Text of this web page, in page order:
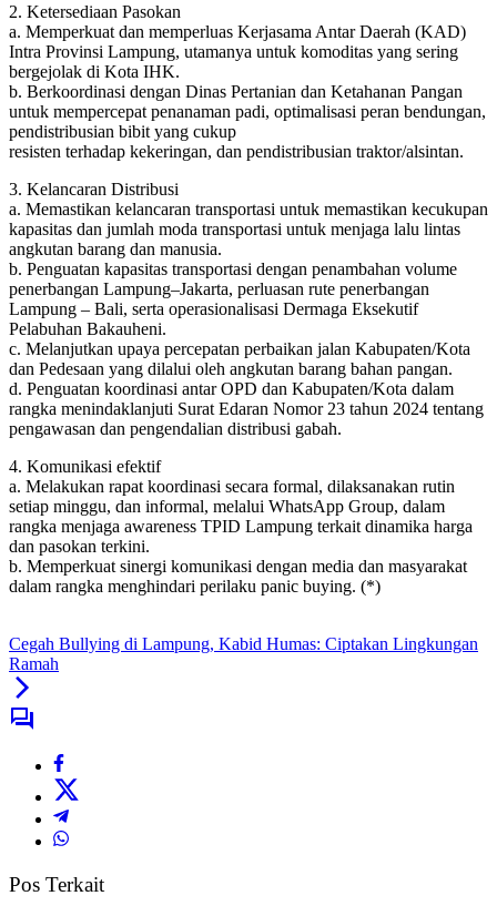
2. Ketersediaan Pasokan
a. Memperkuat dan memperluas Kerjasama Antar Daerah (KAD)
Intra Provinsi Lampung, utamanya untuk komoditas yang sering
bergejolak di Kota IHK.
b. Berkoordinasi dengan Dinas Pertanian dan Ketahanan Pangan
untuk mempercepat penanaman padi, optimalisasi peran bendungan,
pendistribusian bibit yang cukup
resisten terhadap kekeringan, dan pendistribusian traktor/alsintan.
3. Kelancaran Distribusi
a. Memastikan kelancaran transportasi untuk memastikan kecukupan
kapasitas dan jumlah moda transportasi untuk menjaga lalu lintas
angkutan barang dan manusia.
b. Penguatan kapasitas transportasi dengan penambahan volume
penerbangan Lampung–Jakarta, perluasan rute penerbangan
Lampung – Bali, serta operasionalisasi Dermaga Eksekutif
Pelabuhan Bakauheni.
c. Melanjutkan upaya percepatan perbaikan jalan Kabupaten/Kota
dan Pedesaan yang dilalui oleh angkutan barang bahan pangan.
d. Penguatan koordinasi antar OPD dan Kabupaten/Kota dalam
rangka menindaklanjuti Surat Edaran Nomor 23 tahun 2024 tentang
pengawasan dan pengendalian distribusi gabah.
4. Komunikasi efektif
a. Melakukan rapat koordinasi secara formal, dilaksanakan rutin
setiap minggu, dan informal, melalui WhatsApp Group, dalam
rangka menjaga awareness TPID Lampung terkait dinamika harga
dan pasokan terkini.
b. Memperkuat sinergi komunikasi dengan media dan masyarakat
dalam rangka menghindari perilaku panic buying. (*)
Cegah Bullying di Lampung, Kabid Humas: Ciptakan Lingkungan
Ramah
Pos Terkait